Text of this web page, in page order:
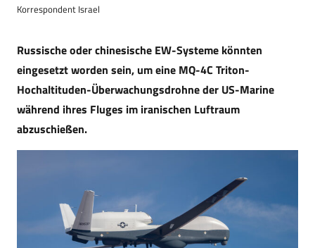
Korrespondent Israel
Russische oder chinesische EW-Systeme könnten
eingesetzt worden sein, um eine MQ-4C Triton-
Hochaltituden-Überwachungsdrohne der US-Marine
während ihres Fluges im iranischen Luftraum
abzuschießen.